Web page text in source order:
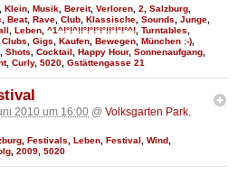
Klein Musik Bereit, Verloren 2 Salzburg
Beat, Rave Club Klassische Sounds Junge
Leben ^1^!°!^!!°!°!°!°!!°!°!°^! Turntables
Clubs Gigs Kaufen Bewegen München :-)
Shots Cocktail Happy Hour, Sonnenaufgang
, Curly, 5020 Gstättengasse 21
2010 um 16:00 @ Volksgarten Park,
, Festivals, Leben, Festival, Wind,
, 2009, 5020